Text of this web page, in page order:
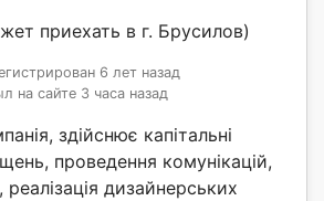
приехать в г. Брусилов)
6 лет назад
на сайте 3 часа назад
здійснює капітальні
проведення комунікацій,
дизайнерських